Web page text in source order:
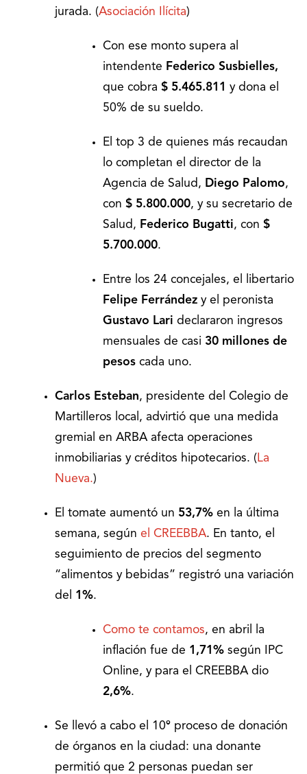
jurada. (Asociación Ilícita)
Con ese monto supera al
intendente Federico Susbielles,
que cobra $ 5.465.811 y dona el
50% de su sueldo.
El top 3 de quienes más recaudan
lo completan el director de la
Agencia de Salud, Diego Palomo,
con $ 5.800.000, y su secretario de
Salud, Federico Bugatti, con $
5.700.000.
Entre los 24 concejales, el libertario
Felipe Ferrández y el peronista
Gustavo Lari declararon ingresos
mensuales de casi 30 millones de
pesos cada uno.
Carlos Esteban, presidente del Colegio de
Martilleros local, advirtió que una medida
gremial en ARBA afecta operaciones
inmobiliarias y créditos hipotecarios. ( La
Nueva.)
El tomate aumentó un 53,7% en la última
semana, según el CREEBBA. En tanto, el
seguimiento de precios del segmento
“alimentos y bebidas” registró una variación
del 1%.
Como te contamos, en abril la
inflación fue de 1,71% según IPC
Online, y para el CREEBBA dio
2,6%.
Se llevó a cabo el 10º proceso de donación
de órganos en la ciudad: una donante
permitió que 2 personas puedan ser